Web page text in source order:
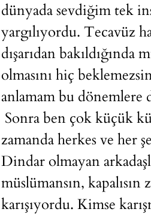
dünyada sevdiğim tek
yargılıyordu. Tecavüz
dışarıdan
olmasını hiç
anlamam bu dönemlere
Sonra ben çok küçük
zamanda herkes ve her
Dindar olmayan
müslümansın,
karışıyordu. Kimse